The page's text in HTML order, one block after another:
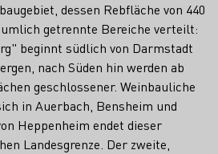
dessen Rebfläche von 440
getrennte Bereiche verteilt:
beginnt südlich von Darmstadt
nach Süden hin werden ab
geschlossener. Weinbauliche
in Auerbach, Bensheim und
Heppenheim endet dieser
Landesgrenze. Der zweite,